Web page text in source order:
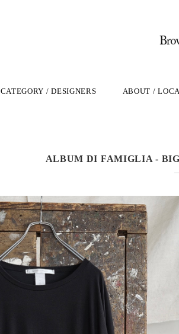
CATEGORY / DESIGNERS ABOUT /
ALBUM DI FAMIGLIA -